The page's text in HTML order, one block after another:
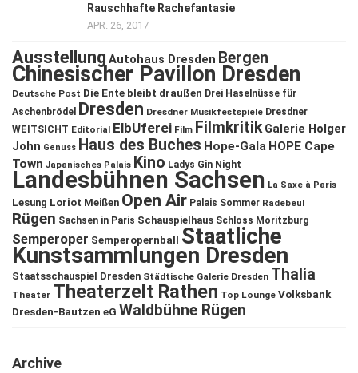
Rauschhafte Rachefantasie
APR. 26, 2017
Ausstellung Autohaus Dresden Bergen
Chinesischer Pavillon Dresden
Deutsche Post Die Ente bleibt draußen Drei Haselnüsse für
Aschenbrödel
Dresden Dresdner Musikfestspiele Dresdner
WEITSICHT Editorial ElbUferei Film Filmkritik Galerie Holger
John Genuss Haus des Buches Hope-Gala HOPE Cape
Town Japanisches Palais Kino Ladys Gin Night
Landesbühnen Sachsen La Saxe à Paris
Lesung Loriot Meißen Open Air Palais Sommer Radebeul
Rügen Sachsen in Paris Schauspielhaus Schloss Moritzburg
Semperoper Semperopernball Staatliche
Kunstsammlungen Dresden
Staatsschauspiel Dresden Städtische Galerie Dresden Thalia
Theater Theaterzelt Rathen Top Lounge Volksbank
Dresden-Bautzen eG Waldbühne Rügen
Archive